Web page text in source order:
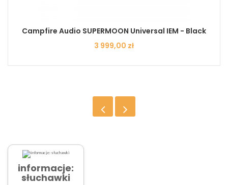
Campfire Audio SUPERMOON Universal IEM - Black
Cena
3 999,00 zł
informacje:
słuchawki